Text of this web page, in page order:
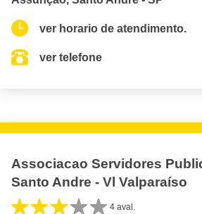
ver horario de atendimento.
ver telefone
Associacao Servidores
Santo Andre - Vl Valparaíso
4 aval.